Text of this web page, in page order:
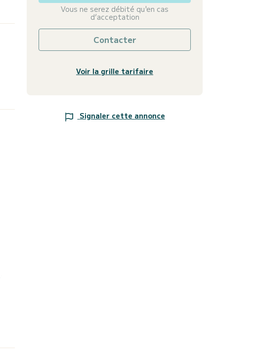
Vous ne serez débité qu'en cas
d’acceptation
Contacter
Voir la grille tarifaire
Signaler cette annonce